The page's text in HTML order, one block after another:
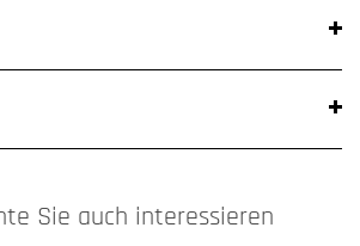
Sie auch interessieren